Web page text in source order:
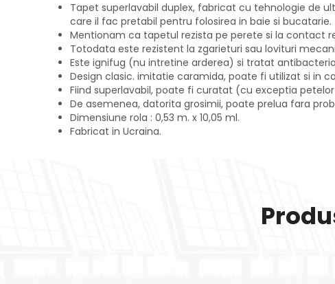
Tapet superlavabil duplex, fabricat cu tehnologie de
care il fac pretabil pentru folosirea in baie si bucatarie.
Mentionam ca tapetul rezista pe perete si la contact
Totodata este rezistent la zgarieturi sau lovituri
Este ignifug (nu intretine arderea) si tratat
Design clasic. imitatie caramida, poate fi utilizat si in
Fiind superlavabil, poate fi curatat (cu exceptia
De asemenea, datorita grosimii, poate prelua fara
Dimensiune rola : 0,53 m. x 10,05 ml.
Fabricat in Ucraina.